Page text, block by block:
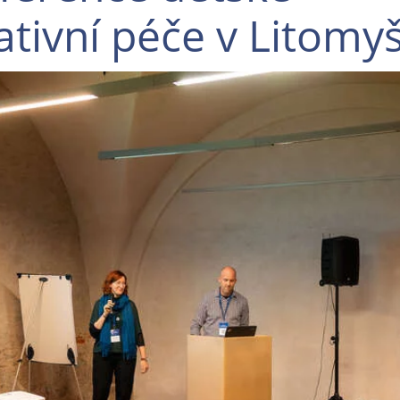
péče v